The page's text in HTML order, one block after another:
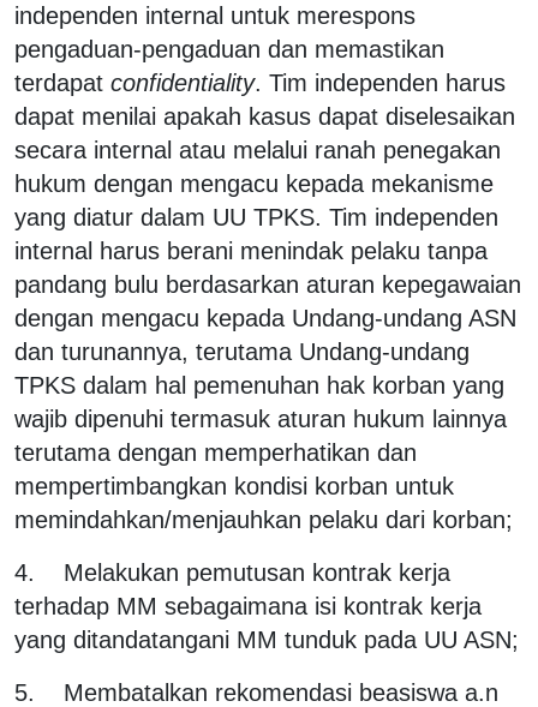
independen internal untuk merespons
pengaduan-pengaduan dan memastikan
terdapat confidentiality. Tim independen harus
dapat menilai apakah kasus dapat diselesaikan
secara internal atau melalui ranah penegakan
hukum dengan mengacu kepada mekanisme
yang diatur dalam UU TPKS. Tim independen
internal harus berani menindak pelaku tanpa
pandang bulu berdasarkan aturan kepegawaian
dengan mengacu kepada Undang-undang ASN
dan turunannya, terutama Undang-undang
TPKS dalam hal pemenuhan hak korban yang
wajib dipenuhi termasuk aturan hukum lainnya
terutama dengan memperhatikan dan
mempertimbangkan kondisi korban untuk
memindahkan/menjauhkan pelaku dari korban;
4. Melakukan pemutusan kontrak kerja
terhadap MM sebagaimana isi kontrak kerja
yang ditandatangani MM tunduk pada UU ASN;
5. Membatalkan rekomendasi beasiswa a.n